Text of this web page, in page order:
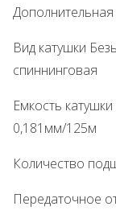
Вид катушки
спиннинговая
Емкость
0,181мм/125м
Количество
Передаточное